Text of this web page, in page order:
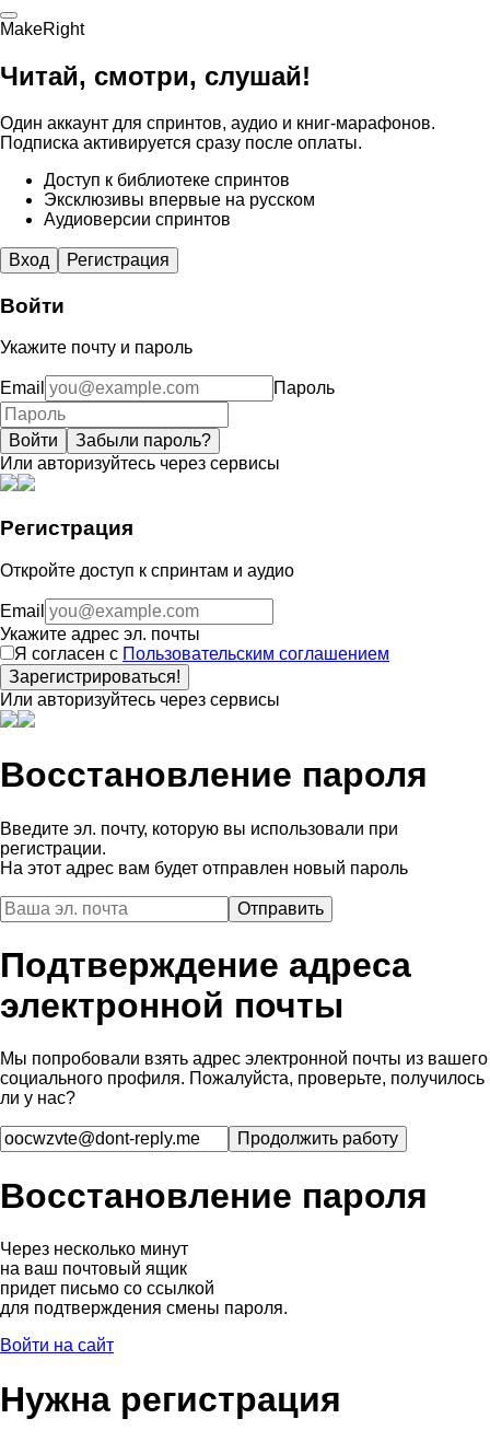
MakeRight
Читай, смотри, слушай!
Один аккаунт для спринтов, аудио и книг-марафонов.
Подписка активируется сразу после оплаты.
Доступ к библиотеке спринтов
Эксклюзивы впервые на русском
Аудиоверсии спринтов
Вход Регистрация
Войти
Укажите почту и пароль
Email Пароль
Войти
Забыли пароль?
Или авторизуйтесь через сервисы
Регистрация
Откройте доступ к спринтам и аудио
Email
Укажите адрес эл. почты
Я согласен с Пользовательским соглашением
Зарегистрироваться!
Или авторизуйтесь через сервисы
Восстановление пароля
Введите эл. почту, которую вы использовали при
регистрации.
На этот адрес вам будет отправлен новый пароль
Подтверждение адреса
электронной почты
Мы попробовали взять адрес электронной почты из вашего
социального профиля. Пожалуйста, проверьте, получилось
ли у нас?
Восстановление пароля
Через несколько минут
на ваш почтовый ящик
придет письмо со ссылкой
для подтверждения смены пароля.
Войти на сайт
Нужна регистрация